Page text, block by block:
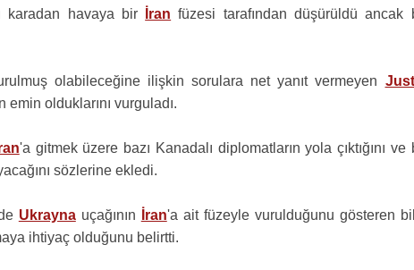
karadan havaya bir İran füzesi tarafından düşürüldü ancak
olabileceğine ilişkin sorulara net yanıt vermeyen
olduklarını vurguladı.
'a gitmek üzere bazı Kanadalı diplomatların yola çıktığını ve
sözlerine ekledi.
Ukraynauçağının İran'a ait füzeyle vurulduğunu gösteren
ihtiyaç olduğunu belirtti.